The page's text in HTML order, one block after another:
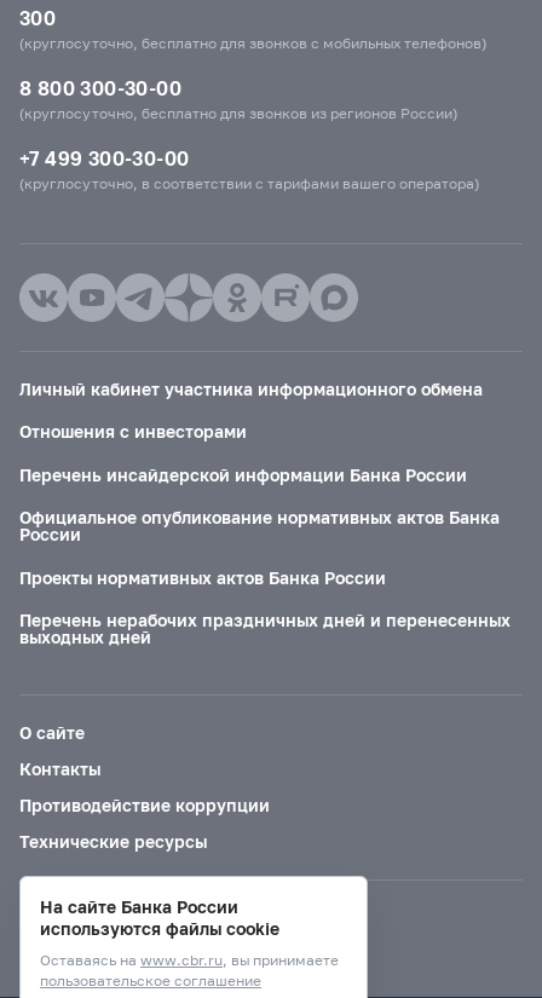
300
(круглосуточно, бесплатно для звонков с мобильных телефонов)
8 800 300-30-00
(круглосуточно, бесплатно для звонков из регионов России)
+7 499 300-30-00
(круглосуточно, в соответствии с тарифами вашего оператора)
Личный кабинет участника информационного обмена
Отношения с инвесторами
Перечень инсайдерской информации Банка России
Официальное опубликование нормативных актов Банка
России
Проекты нормативных актов Банка России
Перечень нерабочих праздничных дней и перенесенных
выходных дней
О сайте
Контакты
Противодействие коррупции
Технические ресурсы
Версия для слабовидящих
На сайте Банка России
используются файлы cookie
Оставаясь на www.cbr.ru, вы принимаете
пользовательское соглашение